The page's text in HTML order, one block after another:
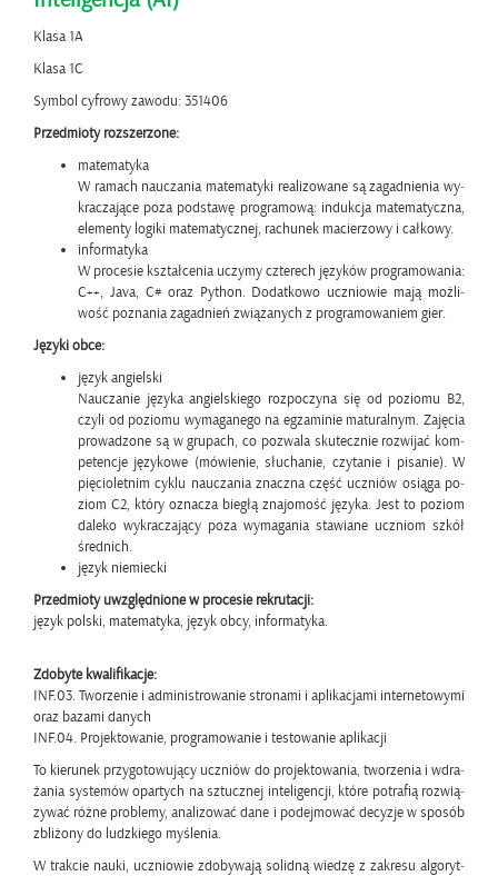
Klasa 1A
Klasa 1C
Sym­bol cy­fro­wy za­wo­du: 351406
Przed­mio­ty roz­sze­rzo­ne:
ma­te­ma­ty­ka
W ra­mach na­ucza­nia ma­te­ma­ty­ki re­ali­zo­wa­ne są za­gad­nie­nia wy­
kra­cza­ją­ce poza pod­sta­wę pro­gra­mo­wą: in­duk­cja ma­te­ma­tycz­na,
ele­men­ty lo­gi­ki ma­te­ma­tycz­nej, ra­chu­nek ma­cie­rzo­wy i cał­ko­wy.
in­for­ma­ty­ka
W pro­ce­sie kształ­ce­nia uczy­my czte­rech ję­zy­ków pro­gra­mo­wa­nia:
C++, Java, C# oraz Py­thon. Do­dat­ko­wo ucznio­wie mają moż­li­
wość po­zna­nia za­gad­nień zwią­za­nych z pro­gra­mo­wa­niem gier.
Ję­zy­ki obce:
język an­giel­ski
Na­ucza­nie ję­zy­ka an­giel­skie­go roz­po­czy­na się od po­zio­mu B2,
czyli od po­zio­mu wy­ma­ga­ne­go na eg­za­mi­nie ma­tu­ral­nym. Za­ję­cia
pro­wa­dzo­ne są w gru­pach, co po­zwa­la sku­tecz­nie roz­wi­jać kom­
pe­ten­cje ję­zy­ko­we (mó­wie­nie, słu­cha­nie, czy­ta­nie i pi­sa­nie). W
pię­cio­let­nim cyklu na­ucza­nia znacz­na część uczniów osią­ga po­
ziom C2, który ozna­cza bie­głą zna­jo­mość ję­zy­ka. Jest to po­ziom
da­le­ko wy­kra­cza­ją­cy poza wy­ma­ga­nia sta­wia­ne uczniom szkół
śred­nich.
język nie­miec­ki
Przed­mio­ty uwzględ­nio­ne w pro­ce­sie re­kru­ta­cji:
język pol­ski, ma­te­ma­ty­ka, język obcy, in­for­ma­ty­ka.
Zdo­by­te kwa­li­fi­ka­cje:
INF.03. Two­rze­nie i ad­mi­ni­stro­wa­nie stro­na­mi i apli­ka­cja­mi in­ter­ne­to­wy­mi
oraz ba­za­mi da­nych
INF.04. Pro­jek­to­wa­nie, pro­gra­mo­wa­nie i te­sto­wa­nie apli­ka­cji
To kie­ru­nek przy­go­to­wu­ją­cy uczniów do pro­jek­to­wa­nia, two­rze­nia i wdra­
ża­nia sys­te­mów opar­tych na sztucz­nej in­te­li­gen­cji, które po­tra­fią roz­wią­
zy­wać różne pro­ble­my, ana­li­zo­wać dane i po­dej­mo­wać de­cy­zje w spo­sób
zbli­żo­ny do ludz­kie­go my­śle­nia.
W trak­cie nauki, ucznio­wie zdo­by­wa­ją so­lid­ną wie­dzę z za­kre­su al­go­ryt­